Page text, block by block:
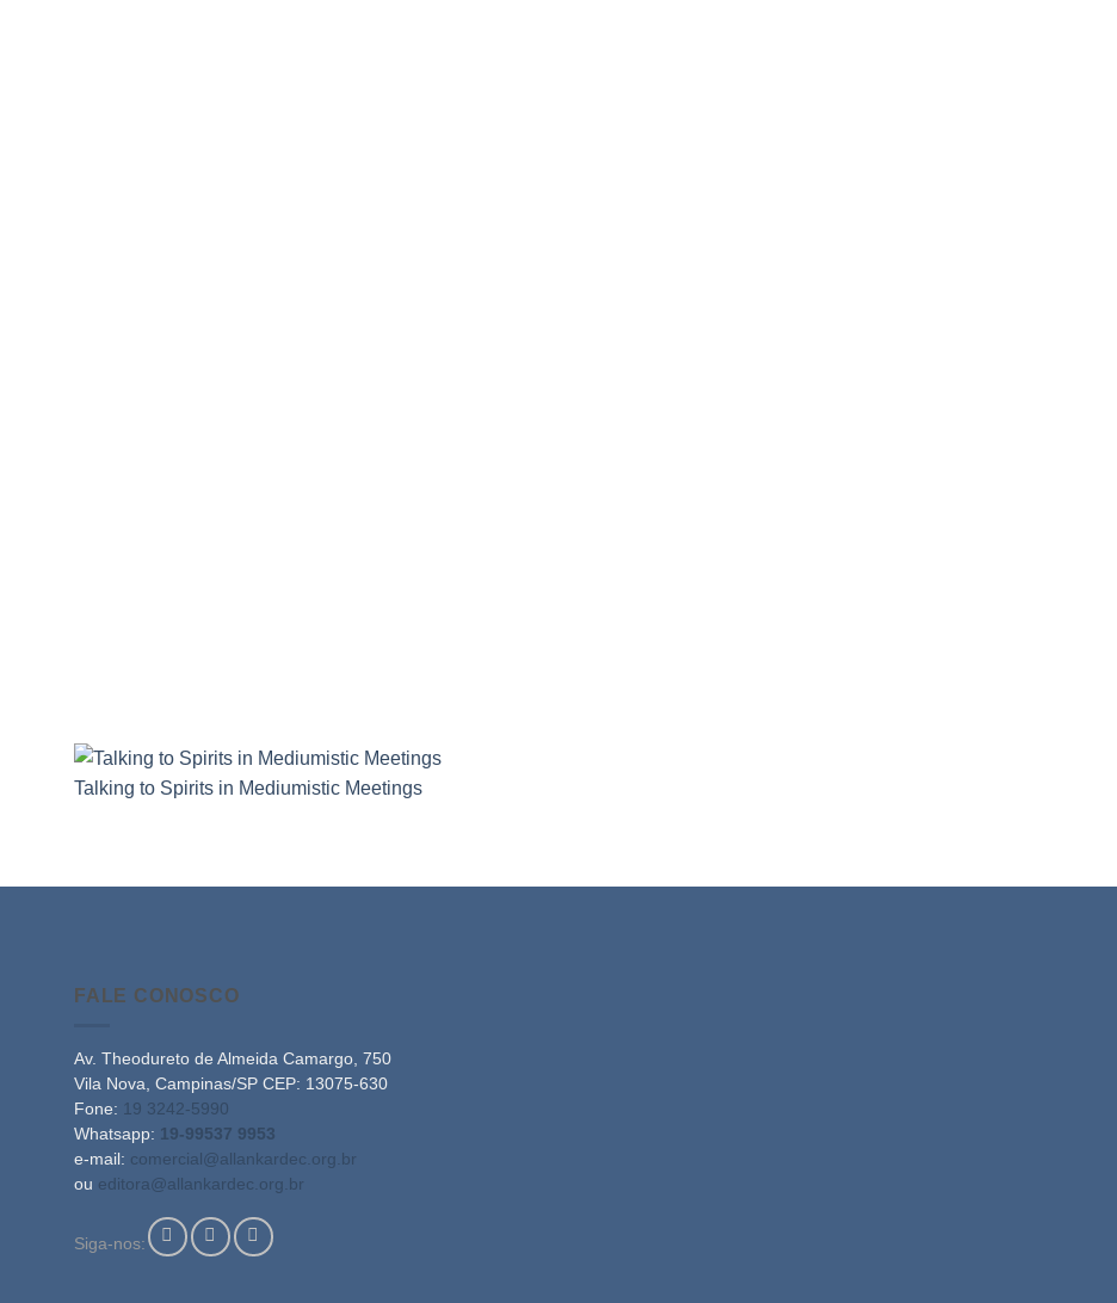
Talking to Spirits in Mediumistic Meetings
FALE CONOSCO
Av. Theodureto de Almeida Camargo, 750
Vila Nova, Campinas/SP CEP: 13075-630
Fone: 19 3242-5990
Whatsapp: 19-99537 9953
e-mail: comercial@allankardec.org.br
ou editora@allankardec.org.br
Siga-nos: